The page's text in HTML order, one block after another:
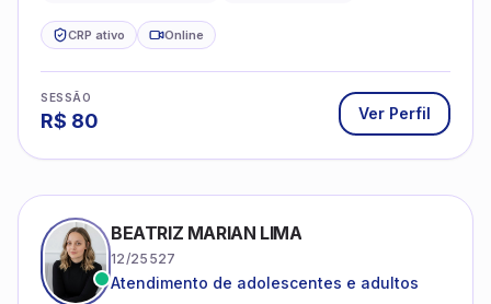
CRP ativo Online
SESSÃO
R$ 80 Ver Perfil
BEATRIZ MARIAN LIMA
12/25527
Atendimento de adolescentes e adultos